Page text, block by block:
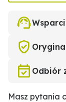
Odbiór
Masz pytania